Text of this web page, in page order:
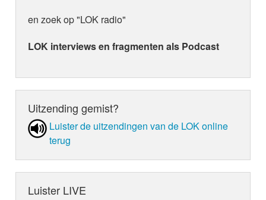
en zoek op "LOK radio"
LOK interviews en fragmenten als Podcast
Uitzending gemist?
Luister de uit­zen­din­gen van de LOK online
terug
Luister LIVE